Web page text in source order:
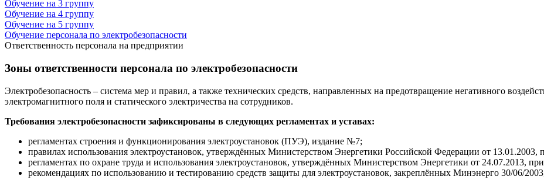
Обучение на 3 группу
Обучение на 4 группу
Обучение на 5 группу
Обучение персонала по электробезопасности
Ответственность персонала на предприятии
Зоны ответственности персонала по электробезопасности
Электробезопасность – система мер и правил, а также технических средств, направленных на предотвращение негативного
электромагнитного поля и статического электричества на сотрудников.
Требования электробезопасности зафиксированы в следующих регламентах и уставах:
регламентах строения и функционирования электроустановок (ПУЭ), издание №7;
правилах использования электроустановок, утверждённых Министерством Энергетики Российской Федерации от 13.01.2003,
регламентах по охране труда и использования электроустановок, утверждённых Министерством Энергетики от 24.07.2013,
рекомендациях по использованию и тестированию средств защиты для электроустановок, закреплённых Минэнерго 30/06/